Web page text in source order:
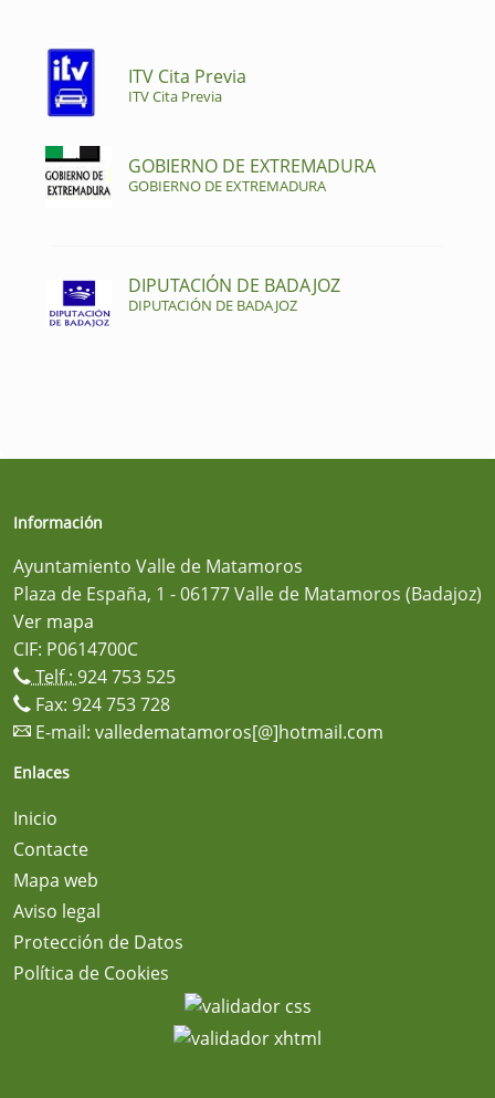
ITV Cita Previa
ITV Cita Previa
GOBIERNO DE EXTREMADURA
GOBIERNO DE EXTREMADURA
DIPUTACIÓN DE BADAJOZ
DIPUTACIÓN DE BADAJOZ
Información
Ayuntamiento Valle de Matamoros
Plaza de España, 1 - 06177 Valle de Matamoros (Badajoz)
Ver mapa
CIF: P0614700C
Telf.: 924 753 525
Fax: 924 753 728
E-mail: valledematamoros[@]hotmail.com
Enlaces
Inicio
Contacte
Mapa web
Aviso legal
Protección de Datos
Política de Cookies